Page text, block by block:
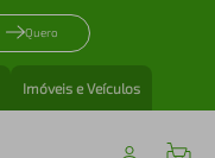
Quero
Imóveis e Veículos